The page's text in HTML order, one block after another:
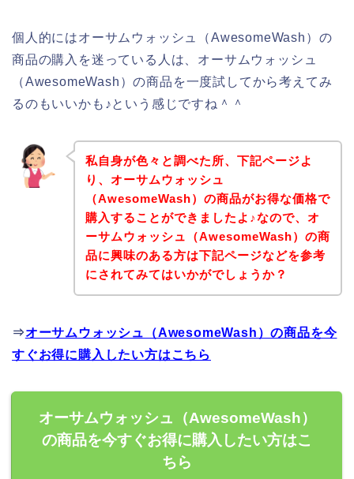
個人的にはオーサムウォッシュ（AwesomeWash）の
商品の購入を迷っている人は、オーサムウォッシュ
（AwesomeWash）の商品を一度試してから考えてみ
るのもいいかも♪という感じですね＾＾
私自身が色々と調べた所、下記ページよ
り、オーサムウォッシュ
（AwesomeWash）の商品がお得な価格で
購入することができましたよ♪なので、オ
ーサムウォッシュ（AwesomeWash）の商
品に興味のある方は下記ページなどを参考
にされてみてはいかがでしょうか？
⇒オーサムウォッシュ（AwesomeWash）の商品を今
すぐお得に購入したい方はこちら
オーサムウォッシュ（AwesomeWash）
の商品を今すぐお得に購入したい方はこ
ちら